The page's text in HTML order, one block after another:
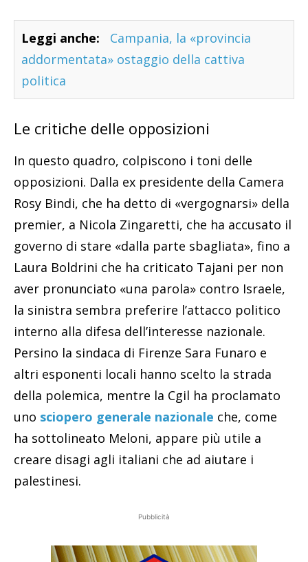
Leggi anche:
Campania, la «provincia
addormentata» ostaggio della cattiva
politica
Le critiche delle opposizioni
In questo quadro, colpiscono i toni delle
opposizioni. Dalla ex presidente della Camera
Rosy Bindi, che ha detto di «vergognarsi» della
premier, a Nicola Zingaretti, che ha accusato il
governo di stare «dalla parte sbagliata», fino a
Laura Boldrini che ha criticato Tajani per non
aver pronunciato «una parola» contro Israele,
la sinistra sembra preferire l’attacco politico
interno alla difesa dell’interesse nazionale.
Persino la sindaca di Firenze Sara Funaro e
altri esponenti locali hanno scelto la strada
della polemica, mentre la Cgil ha proclamato
uno sciopero generale nazionale che, come
ha sottolineato Meloni, appare più utile a
creare disagi agli italiani che ad aiutare i
palestinesi.
Pubblicità